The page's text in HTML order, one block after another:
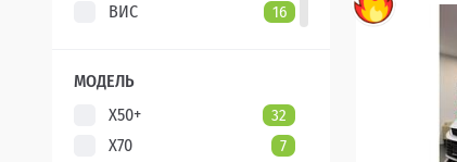
ВИС 16
XCITE
МОДЕЛЬ
X50+
32
X70 7